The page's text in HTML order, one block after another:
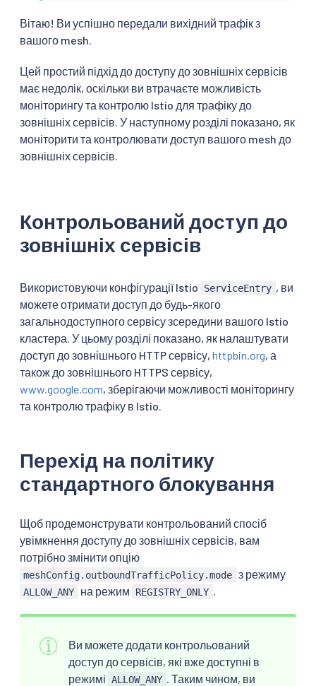
Вітаю! Ви успішно передали вихідний трафік з
вашого mesh.
Цей простий підхід до доступу до зовнішніх сервісів
має недолік, оскільки ви втрачаєте можливість
моніторингу та контролю Istio для трафіку до
зовнішніх сервісів. У наступному розділі показано, як
моніторити та контролювати доступ вашого mesh до
зовнішніх сервісів.
Контрольований доступ до
зовнішніх сервісів
Використовуючи конфігурації Istio ServiceEntry , ви
можете отримати доступ до будь-якого
загальнодоступного сервісу зсередини вашого Istio
кластера. У цьому розділі показано, як налаштувати
доступ до зовнішнього HTTP сервісу, httpbin.org, а
також до зовнішнього HTTPS сервісу,
www.google.com, зберігаючи можливості моніторингу
та контролю трафіку в Istio.
Перехід на політику
стандартного блокування
Щоб продемонструвати контрольований спосіб
увімкнення доступу до зовнішніх сервісів, вам
потрібно змінити опцію
meshConfig.outboundTrafficPolicy.mode з режиму
ALLOW_ANY на режим REGISTRY_ONLY
Ви можете додати контрольований
доступ до сервісів, які вже доступні в
режимі ALLOW_ANY
. Таким чином, ви